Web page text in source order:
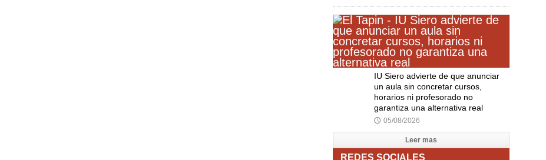
IU Siero advierte de que anunciar
un aula sin concretar cursos,
horarios ni profesorado no
garantiza una alternativa real
🕔 05/08/2026
Leer mas
REDES SOCIALES